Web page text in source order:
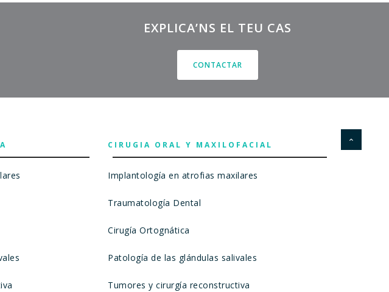
EXPLICA’NS EL TEU CAS
CONTACTAR
CIRUGIA ORAL Y MAXILOFACIAL
Implantología en atrofias maxilares
Traumatología Dental
Cirugía Ortognática
Patología de las glándulas salivales
Tumores y cirurgía reconstructiva